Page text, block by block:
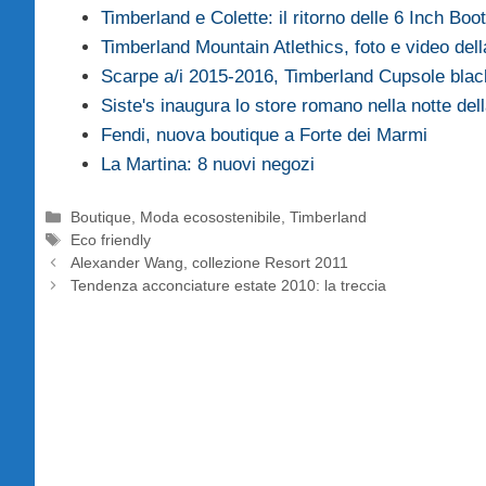
Timberland e Colette: il ritorno delle 6 Inch Boot
Timberland Mountain Atlethics, foto e video
Scarpe a/i 2015-2016, Timberland Cupsole
Siste's inaugura lo store romano nella notte
Fendi, nuova boutique a Forte dei Marmi
La Martina: 8 nuovi negozi
Categorie
Boutique, Moda ecosostenibile,Timberland
Tag
Eco friendly
Alexander Wang, collezione Resort 2011
Tendenza acconciature estate 2010: la treccia